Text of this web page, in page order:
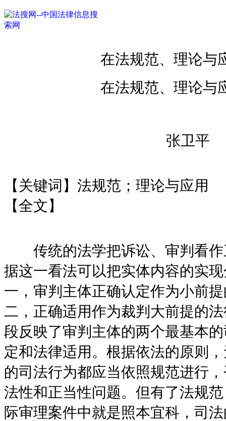
在法规范、理论与
在法规范、理论与
张卫平
【关键词】法规范；理论与应用
【全文】
传统的法学把诉讼、审判看作
据这一看法可以把实体内容的实
一，审判主体正确认定作为小前
二，正确适用作为裁判大前提的
段反映了审判主体的两个最基本
定和法律适用。根据依法的原则
的司法行为都应当依照规范进行
法性和正当性问题。但有了法规
际审理案件中就是照本宜科，司